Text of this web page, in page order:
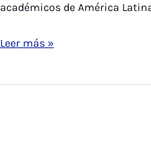
académicos de América
Lab
Ediciones
Leer más »